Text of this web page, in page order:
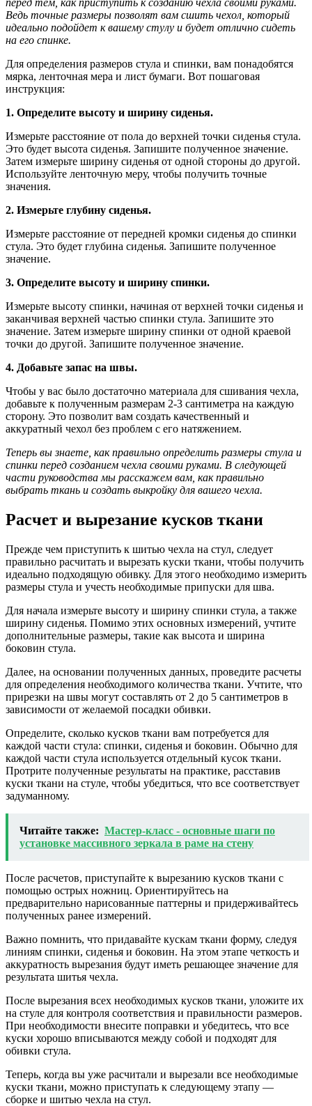
перед тем, как приступить к созданию чехла своими руками.
Ведь точные размеры позволят вам сшить чехол, который
идеально подойдет к вашему стулу и будет отлично сидеть
на его спинке.
Для определения размеров стула и спинки, вам понадобятся
мярка, ленточная мера и лист бумаги. Вот пошаговая
инструкция:
1. Определите высоту и ширину сиденья.
Измерьте расстояние от пола до верхней точки сиденья стула.
Это будет высота сиденья. Запишите полученное значение.
Затем измерьте ширину сиденья от одной стороны до другой.
Используйте ленточную меру, чтобы получить точные
значения.
2. Измерьте глубину сиденья.
Измерьте расстояние от передней кромки сиденья до спинки
стула. Это будет глубина сиденья. Запишите полученное
значение.
3. Определите высоту и ширину спинки.
Измерьте высоту спинки, начиная от верхней точки сиденья и
заканчивая верхней частью спинки стула. Запишите это
значение. Затем измерьте ширину спинки от одной краевой
точки до другой. Запишите полученное значение.
4. Добавьте запас на швы.
Чтобы у вас было достаточно материала для сшивания чехла,
добавьте к полученным размерам 2-3 сантиметра на каждую
сторону. Это позволит вам создать качественный и
аккуратный чехол без проблем с его натяжением.
Теперь вы знаете, как правильно определить размеры стула и
спинки перед созданием чехла своими руками. В следующей
части руководства мы расскажем вам, как правильно
выбрать ткань и создать выкройку для вашего чехла.
Расчет и вырезание кусков ткани
Прежде чем приступить к шитью чехла на стул, следует
правильно расчитать и вырезать куски ткани, чтобы получить
идеально подходящую обивку. Для этого необходимо измерить
размеры стула и учесть необходимые припуски для шва.
Для начала измерьте высоту и ширину спинки стула, а также
ширину сиденья. Помимо этих основных измерений, учтите
дополнительные размеры, такие как высота и ширина
боковин стула.
Далее, на основании полученных данных, проведите расчеты
для определения необходимого количества ткани. Учтите, что
прирезки на швы могут составлять от 2 до 5 сантиметров в
зависимости от желаемой посадки обивки.
Определите, сколько кусков ткани вам потребуется для
каждой части стула: спинки, сиденья и боковин. Обычно для
каждой части стула используется отдельный кусок ткани.
Протрите полученные результаты на практике, расставив
куски ткани на стуле, чтобы убедиться, что все соответствует
задуманному.
Читайте также: Мастер-класс - основные шаги по
установке массивного зеркала в раме на стену
После расчетов, приступайте к вырезанию кусков ткани с
помощью острых ножниц. Ориентируйтесь на
предварительно нарисованные паттерны и придерживайтесь
полученных ранее измерений.
Важно помнить, что придавайте кускам ткани форму, следуя
линиям спинки, сиденья и боковин. На этом этапе четкость и
аккуратность вырезания будут иметь решающее значение для
результата шитья чехла.
После вырезания всех необходимых кусков ткани, уложите их
на стуле для контроля соответствия и правильности размеров.
При необходимости внесите поправки и убедитесь, что все
куски хорошо вписываются между собой и подходят для
обивки стула.
Теперь, когда вы уже расчитали и вырезали все необходимые
куски ткани, можно приступать к следующему этапу —
сборке и шитью чехла на стул.